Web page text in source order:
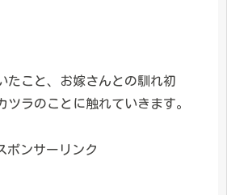
たこと、お嫁さんとの馴れ初
ツラのことに触れていきます。
ポンサーリンク